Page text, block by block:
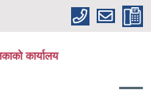
कार्यालय